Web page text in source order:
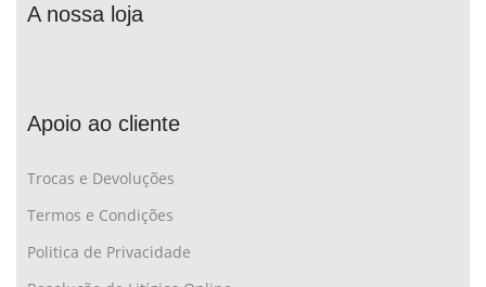
A nossa loja
Apoio ao cliente
Trocas e Devoluções
Termos e Condições
Politica de Privacidade